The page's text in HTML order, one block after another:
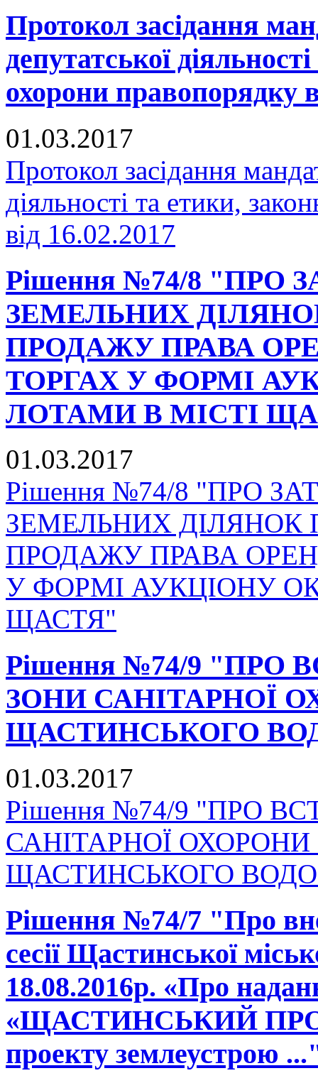
Протокол засідання
депутатської
охорони правопорядку
01.03.2017
Протокол засідання
діяльності та етики,
від 16.02.2017
Рішення №74/8 "ПРО
ЗЕМЕЛЬНИХ
ПРОДАЖУ ПРАВА
ТОРГАХ У ФОРМІ
ЛОТАМИ В МІСТІ
01.03.2017
Рішення №74/8 "ПРО
ЗЕМЕЛЬНИХ ДІЛЯНОК
ПРОДАЖУ ПРАВА
У ФОРМІ АУКЦІОНУ
ЩАСТЯ"
Рішення №74/9
ЗОНИ САНІТАРНОЇ
ЩАСТИНСЬКОГО
01.03.2017
Рішення №74/9 "ПРО
САНІТАРНОЇ
ЩАСТИНСЬКОГО
Рішення №74/7 "Про
сесії Щастинської
18.08.2016р. «Про
«ЩАСТИНСЬКИЙ
проекту землеустрою